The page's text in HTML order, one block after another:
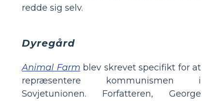
redde sig selv.
Dyregård
Animal Farm blev skrevet specifikt for at
repræsentere kommunismen i
Sovjetunionen. Forfatteren, George